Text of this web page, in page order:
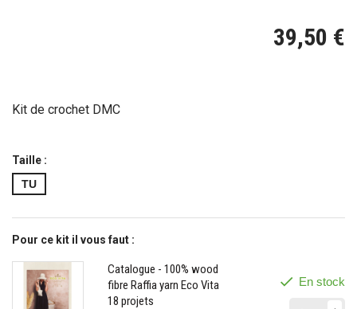
39,50 €
Kit de crochet DMC
Taille :
TU
Pour ce kit il vous faut :
Catalogue - 100% wood
fibre Raffia yarn Eco Vita
18 projets
En stock